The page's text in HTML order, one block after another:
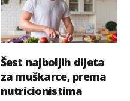
Šest najboljih dijeta
za muškarce, prema
nutricionistima